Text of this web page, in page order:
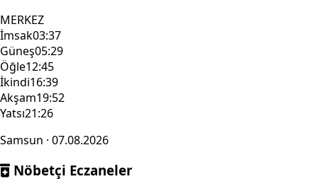
MERKEZ
İmsak03:37
Güneş05:29
Öğle12:45
İkindi16:39
Akşam19:52
Yatsı21:26
Samsun · 07.08.2026
Nöbetçi Eczaneler